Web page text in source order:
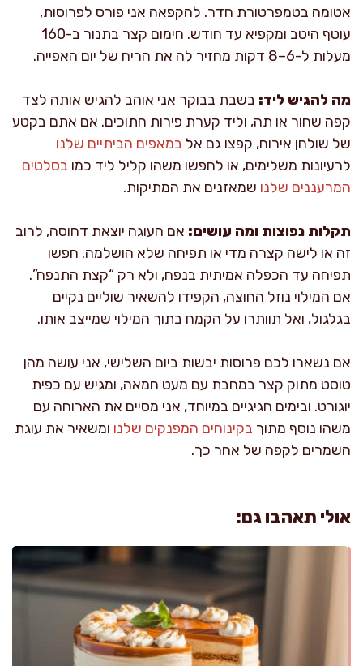
אטומה בטמפרטורת חדר. להקפאה אני פורס לפרוסות,
עוטף היטב ומקפיא עד חודש. חימום קצר בתנור ב-160
מעלות ל-6–8 דקות מחזיר לה את הריח של יום האפייה.
מה להגיש ליד: בשבת בבוקר אני אוהב להגיש אותה לצד
קפה שחור או תה, וליד קערת פירות חתוכים. אם אתם בקטע
של שולחן אירוח, קפצו גם אל במאפים הביתיים שלנו
לרעיונות משלימים, או לחפשו משהו קליל ליד כמו בסלטים
המרעננים שלנו שמאזנים את המתיקות.
תקלות נפוצות ומה עושים: אם העוגה יוצאת דחוסה, לרוב
זה או לישה קצרה מדי או תפיחה שלא הושלמה. חפשו
תפיחה עד הכפלה אמיתית בנפח, ולא רק “קצת התנפח”.
אם המילוי נוזל החוצה, הקפידו להשאיר שוליים נקיים
בגלגול, ואל תוותרו על הקמח בתוך המילוי שמייצב אותו.
אם נשארו לכם פרוסות יבשות ביום השלישי, אני עושה מהן
טוסט מתוק קצר במחבת עם מעט חמאה, ומגיש עם כפית
יוגורט. ובימים חגיגיים במיוחד, אני מסיים את הארוחה עם
משהו נוסף מתוך בקינוחים המפנקים שלנו ומשאיר את עוגת
השמרים לקפה של אחר כך.
אולי תאהבו גם: